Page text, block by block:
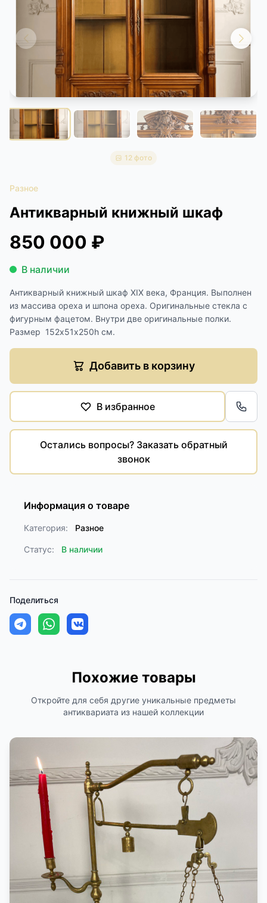
КОНТАКТЫ
ДОСТАВКА И ОПЛАТА
12 фото
Разное
Антикварный книжный шкаф
850 000 ₽
В наличии
Антикварный книжный шкаф XIX века, Франция. Выполнен
из массива ореха и шпона ореха. Оригинальные стекла с
фигурным фацетом. Внутри две оригинальные полки.
Размер 152х51х250h см.
Добавить в корзину
В избранное
Остались вопросы? Заказать обратный
звонок
Информация о товаре
Категория: Разное
Статус: В наличии
Поделиться
Похожие товары
Откройте для себя другие уникальные предметы
антиквариата из нашей коллекции